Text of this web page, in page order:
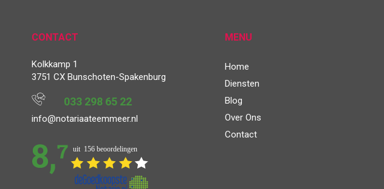
CONTACT
Kolkkamp 1
3751 CX Bunschoten-Spakenburg
033 298 65 22
info@notariaateemmeer.nl
MENU
Home
Diensten
Blog
Over Ons
Contact